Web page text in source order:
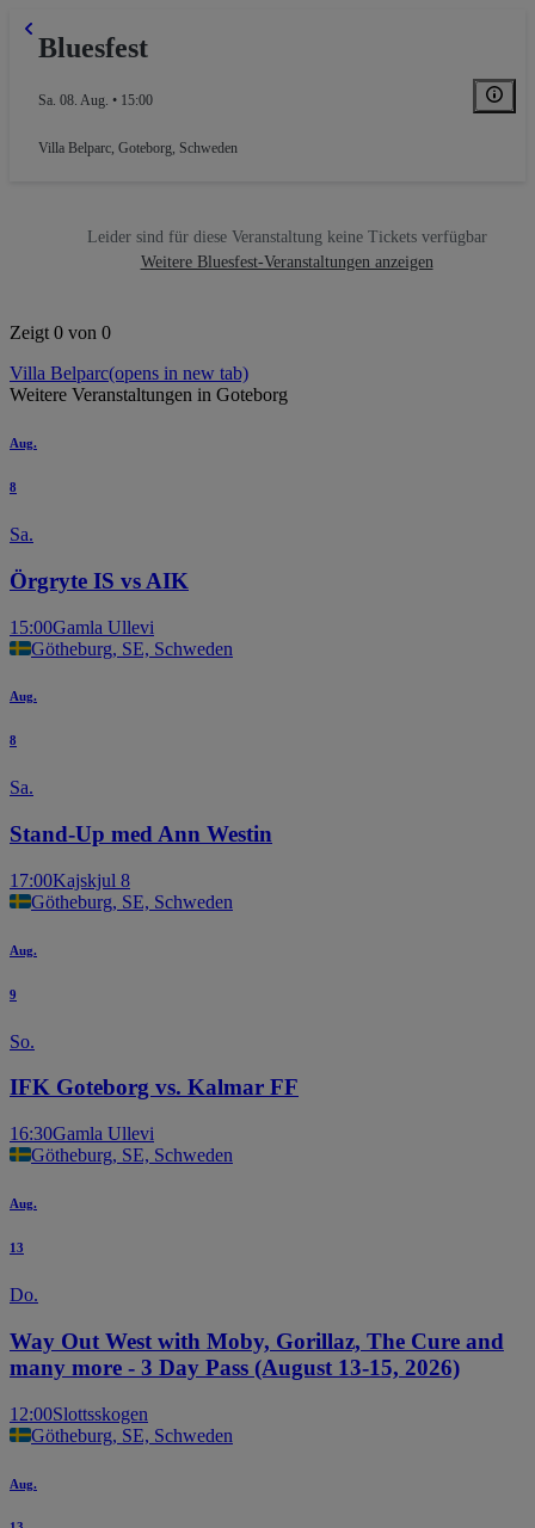
Bluesfest
Sa. 08. Aug. • 15:00
Villa Belparc, Goteborg, Schweden
Leider sind für diese Veranstaltung keine Tickets verfügbar
Weitere Bluesfest-Veranstaltungen anzeigen
Zeigt 0 von 0
Villa Belparc(opens in new tab)
Weitere Veranstaltungen in Goteborg
Aug.
8
Sa.
Örgryte IS vs AIK
15:00Gamla Ullevi
Götheburg, SE, Schweden
Aug.
8
Sa.
Stand-Up med Ann Westin
17:00Kajskjul 8
Götheburg, SE, Schweden
Aug.
9
So.
IFK Goteborg vs. Kalmar FF
16:30Gamla Ullevi
Götheburg, SE, Schweden
Aug.
13
Do.
Way Out West with Moby, Gorillaz, The Cure and
many more - 3 Day Pass (August 13-15, 2026)
12:00Slottsskogen
Götheburg, SE, Schweden
Aug.